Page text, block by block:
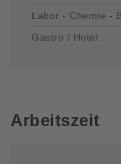
Labor - Chemie -
Gastro / Hotel
Arbeitszeit